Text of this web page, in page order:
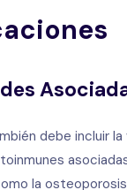
debe incluir la
la